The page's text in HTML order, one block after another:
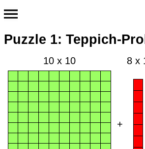
Puzzle 1: Teppich-
10 x 10 8 x
+